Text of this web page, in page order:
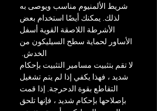
شريط الألمنيوم مناسب ويوصى به
لذلك. يمكنك أيضًا استخدام بعض
الأشرطة اللاصقة القوية أسفل
الأساور لحماية سطح السيليكون من
الخدش.
لا تقم بتثبيت مسامير التثبيت بإحكام
شديد ، فهذا يكفي إذا لم يتم تشغيل
التقاطع بقوة الدحرجة. إذا قمت
بإصلاحها بإحكام شديد ، فإنها تلحق